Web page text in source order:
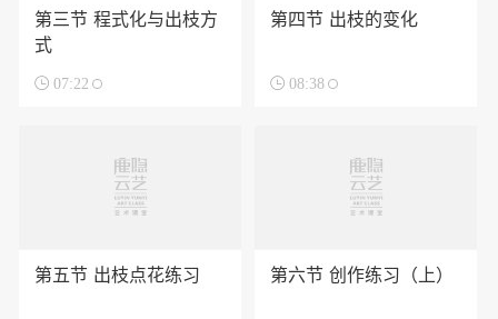
第三节 程式化与出枝方
式
 07:22
第四节 出枝的变化
 08:38
第五节 出枝点花练习 第六节 创作练习（上）